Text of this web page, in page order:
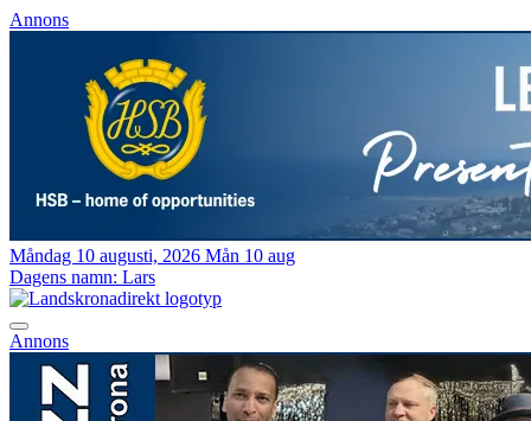
Annons
Måndag 10 augusti, 2026 Mån 10 aug
Dagens namn: Lars
Annons